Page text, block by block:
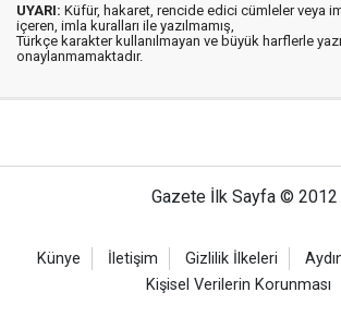
UYARI: Küfür, hakaret, rencide edici cümleler veya
içeren, imla kuralları ile yazılmamış,
Türkçe karakter kullanılmayan ve büyük harflerle
onaylanmamaktadır.
Gazete İlk Sayfa © 2012
Künye İletişim Gizlilik İlkeleri
Kişisel Verilerin Korunması